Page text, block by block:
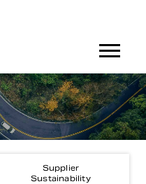
Supplier
Sustainability